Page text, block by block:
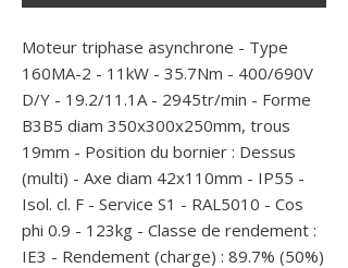
Moteur triphase asynchrone - Type
160MA-2 - 11kW - 35.7Nm - 400/690V
D/Y - 19.2/11.1A - 2945tr/min - Forme
B3B5 diam 350x300x250mm, trous
19mm - Position du bornier : Dessus
(multi) - Axe diam 42x110mm - IP55 -
Isol. cl. F - Service S1 - RAL5010 - Cos
phi 0.9 - 123kg - Classe de rendement :
IE3 - Rendement (charge) : 89.7% (50%)